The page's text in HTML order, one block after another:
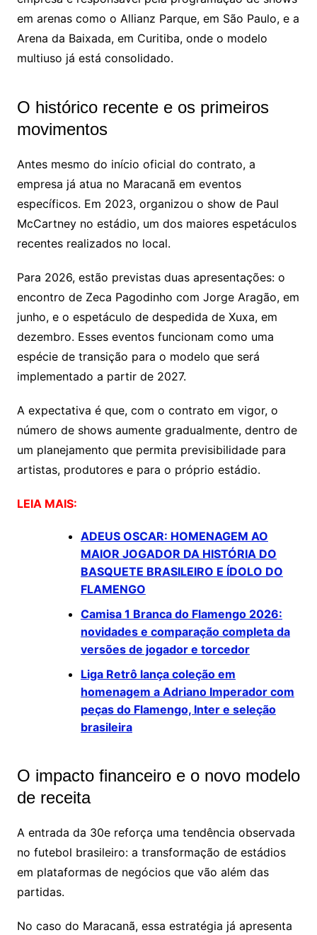
em arenas como o Allianz Parque, em São Paulo, e a
Arena da Baixada, em Curitiba, onde o modelo
multiuso já está consolidado.
O histórico recente e os primeiros
movimentos
Antes mesmo do início oficial do contrato, a
empresa já atua no Maracanã em eventos
específicos. Em 2023, organizou o show de Paul
McCartney no estádio, um dos maiores espetáculos
recentes realizados no local.
Para 2026, estão previstas duas apresentações: o
encontro de Zeca Pagodinho com Jorge Aragão, em
junho, e o espetáculo de despedida de Xuxa, em
dezembro. Esses eventos funcionam como uma
espécie de transição para o modelo que será
implementado a partir de 2027.
A expectativa é que, com o contrato em vigor, o
número de shows aumente gradualmente, dentro de
um planejamento que permita previsibilidade para
artistas, produtores e para o próprio estádio.
LEIA MAIS:
ADEUS OSCAR: HOMENAGEM AO
MAIOR JOGADOR DA HISTÓRIA DO
BASQUETE BRASILEIRO E ÍDOLO DO
FLAMENGO
Camisa 1 Branca do Flamengo 2026:
novidades e comparação completa da
versões de jogador e torcedor
Liga Retrô lança coleção em
homenagem a Adriano Imperador com
peças do Flamengo, Inter e seleção
brasileira
O impacto financeiro e o novo modelo
de receita
A entrada da 30e reforça uma tendência observada
no futebol brasileiro: a transformação de estádios
em plataformas de negócios que vão além das
partidas.
No caso do Maracanã, essa estratégia já apresenta